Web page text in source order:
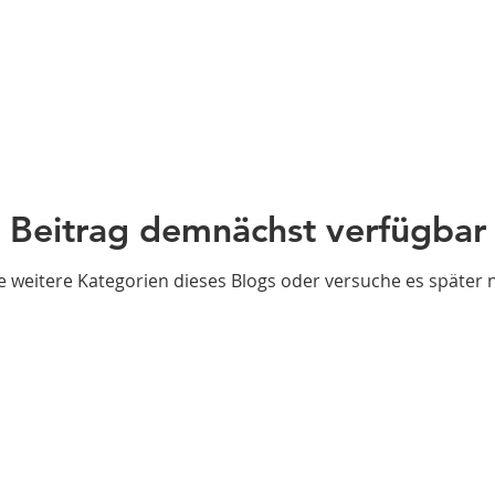
Beitrag demnächst verfügbar
weitere Kategorien dieses Blogs oder versuche es später